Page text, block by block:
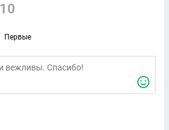
10
Первые